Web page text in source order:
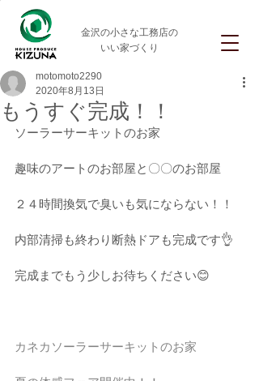
金沢の小さな工務店の
いい家づくり
もうすぐ完成！！
motomoto2290
2020年8月13日
ソーラーサーキットのお家
趣味のアートのお部屋と〇〇のお部屋
２４時間換気で臭いも気にならない！！
内部清掃も終わり断熱ドアも完成です👌
完成までもう少しお待ちください😊
カネカソーラーサーキットのお家